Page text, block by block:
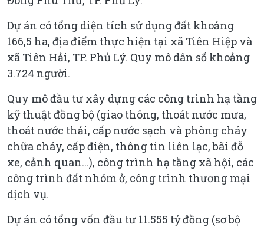
Dự án có tổng diện tích sử dụng đất khoảng
166,5 ha, địa điểm thực hiện tại xã Tiên Hiệp và
xã Tiên Hải, TP. Phủ Lý. Quy mô dân số khoảng
3.724 người.
Quy mô đầu tư xây dựng các công trình hạ tầng
kỹ thuật đồng bộ (giao thông, thoát nước mưa,
thoát nước thải, cấp nước sạch và phòng cháy
chữa cháy, cấp điện, thông tin liên lạc, bãi đỗ
xe, cảnh quan...), công trình hạ tầng xã hội, các
công trình đất nhóm ở, công trình thương mại
dịch vụ.
Dự án có tổng vốn đầu tư 11.555 tỷ đồng (sơ bộ